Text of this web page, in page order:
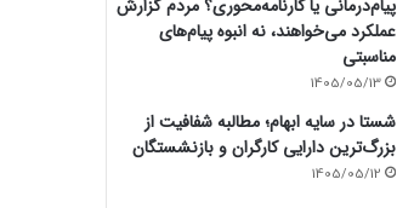
پیام‌درمانی یا کارنامه‌محوری؟ مردم گزارش
عملکرد می‌خواهند، نه انبوه پیام‌های
مناسبتی
1405/05/13
شستا در سایه ابهام؛ مطالبه شفافیت از
بزرگ‌ترین دارایی کارگران و بازنشستگان
1405/05/12